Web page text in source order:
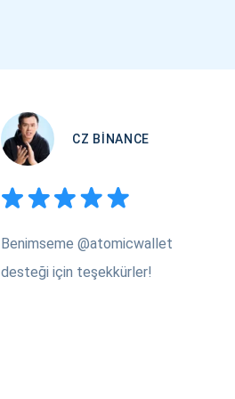
CZ BINANCE
Benimseme @atomicwallet
desteği için teşekkürler!